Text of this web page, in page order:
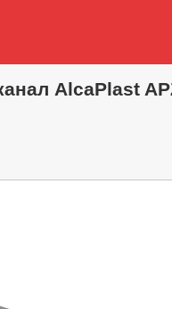
AlcaPlast